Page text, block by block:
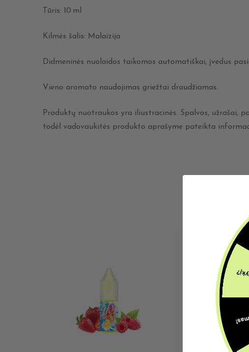
Tūris: 10 ml
Kilmės šalis: Malaizija
Didmeninės nuolaidos taikomos automatiškai, įvedus
Vieno aromato naudojimas griežtai draudžiamas.
Produktų nuotraukos yra iliustracinės. Spalvos, užrašai,
todėl vadovaukitės produkto aprašyme pateikta